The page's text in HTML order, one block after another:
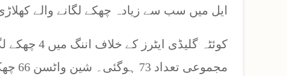
ایل میں سب سے زیادہ چھکے لگانے والے
کوئٹہ